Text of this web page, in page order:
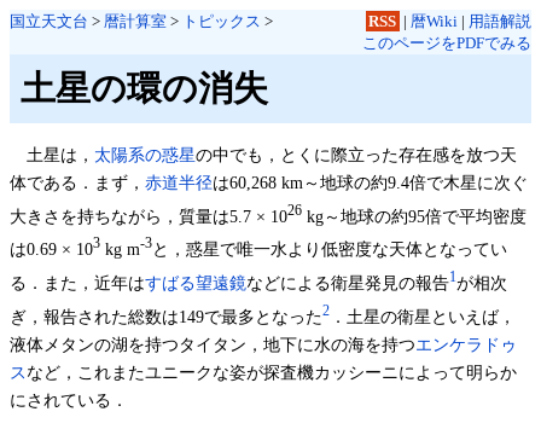
国立天文台 > 暦計算室 > トピックス > RSS | 暦Wiki | 用語解説
このページをPDFでみる
土星の環の消失
土星は， 太陽系の惑星の中でも，とくに際立った存在感を放つ天
体である．まず， 赤道半径は60,268 km～地球の約9.4倍で木星に次ぐ
大きさを持ちながら，質量は5.7 × 1026 kg～地球の約95倍で平均密度
は0.69 × 103 kg m-3と，惑星で唯一水より低密度な天体となってい
る．また，近年はすばる望遠鏡などによる衛星発見の報告1 が相次
ぎ，報告された総数は149で最多となった2 ．土星の衛星といえば，
液体メタンの湖を持つタイタン，地下に水の海を持つエンケラドゥ
スなど，これまたユニークな姿が探査機カッシーニによって明らか
にされている．